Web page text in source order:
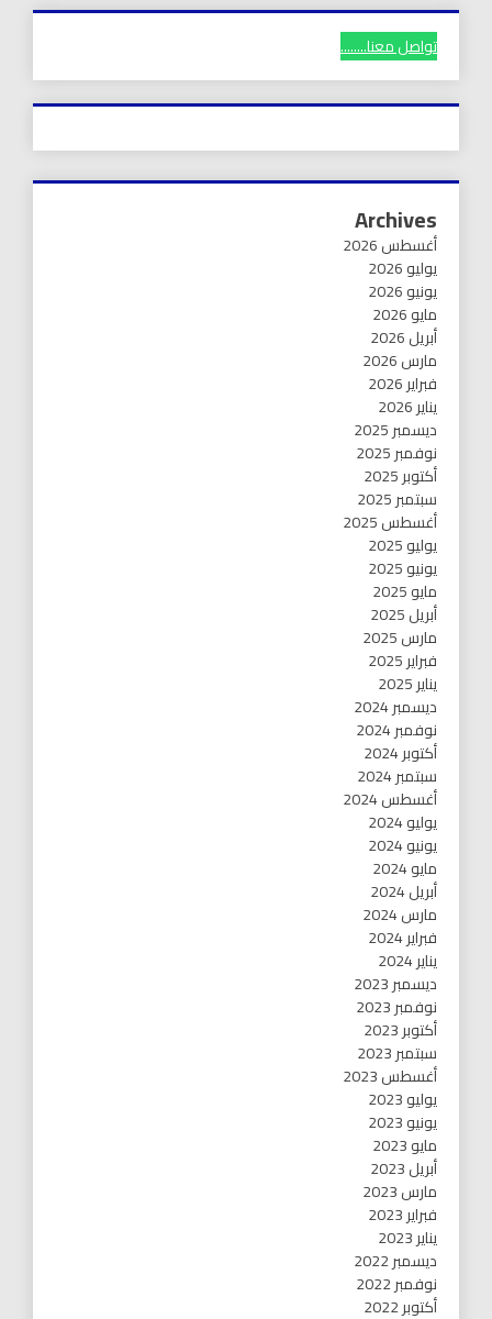
تواصل معنا........
Archives
أغسطس 2026
يوليو 2026
يونيو 2026
مايو 2026
أبريل 2026
مارس 2026
فبراير 2026
يناير 2026
ديسمبر 2025
نوفمبر 2025
أكتوبر 2025
سبتمبر 2025
أغسطس 2025
يوليو 2025
يونيو 2025
مايو 2025
أبريل 2025
مارس 2025
فبراير 2025
يناير 2025
ديسمبر 2024
نوفمبر 2024
أكتوبر 2024
سبتمبر 2024
أغسطس 2024
يوليو 2024
يونيو 2024
مايو 2024
أبريل 2024
مارس 2024
فبراير 2024
يناير 2024
ديسمبر 2023
نوفمبر 2023
أكتوبر 2023
سبتمبر 2023
أغسطس 2023
يوليو 2023
يونيو 2023
مايو 2023
أبريل 2023
مارس 2023
فبراير 2023
يناير 2023
ديسمبر 2022
نوفمبر 2022
أكتوبر 2022